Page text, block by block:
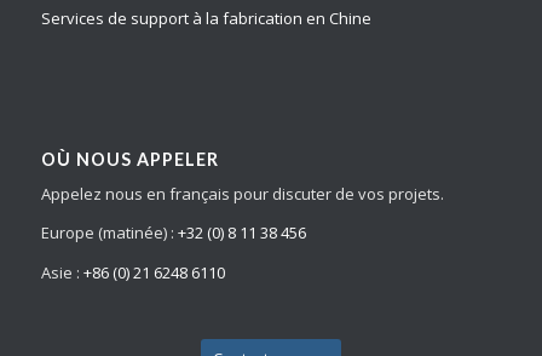
Services de support à la fabrication en Chine
OÙ NOUS APPELER
Appelez nous en français pour discuter de vos projets.
Europe (matinée) : +32 (0) 8 11 38 456
Asie : +86 (0) 21 6248 6110